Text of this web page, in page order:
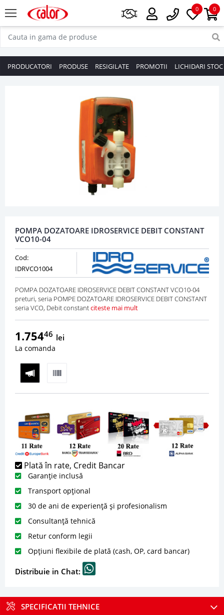
0
0
PRODUCATORI PRODUSE RESIGILATE PROMOTII LICHIDARI STOC
POMPA DOZATOARE IDROSERVICE DEBIT CONSTANT
VCO10-04
Cod:
IDRVCO1004
POMPA DOZATOARE IDROSERVICE DEBIT CONSTANT VCO10-04
preturi, seria POMPE DOZATOARE IDROSERVICE DEBIT CONSTANT
seria VCO, Debit constantciteste mai mult
1.75446 lei
La comanda
Plată în rate, Credit Bancar
Garanție inclusă
Transport opțional
30 de ani de experiență și profesionalism
Consultanță tehnică
Retur conform legii
Opțiuni flexibile de plată (cash, OP, card bancar)
Distribuie in Chat:
SPECIFICATII TEHNICE